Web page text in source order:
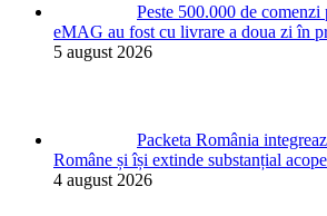
Peste 500.000 de comenzi
eMAG au fost cu livrare a doua zi în
5 august 2026
Packeta România
Române și își extinde substanțial
4 august 2026